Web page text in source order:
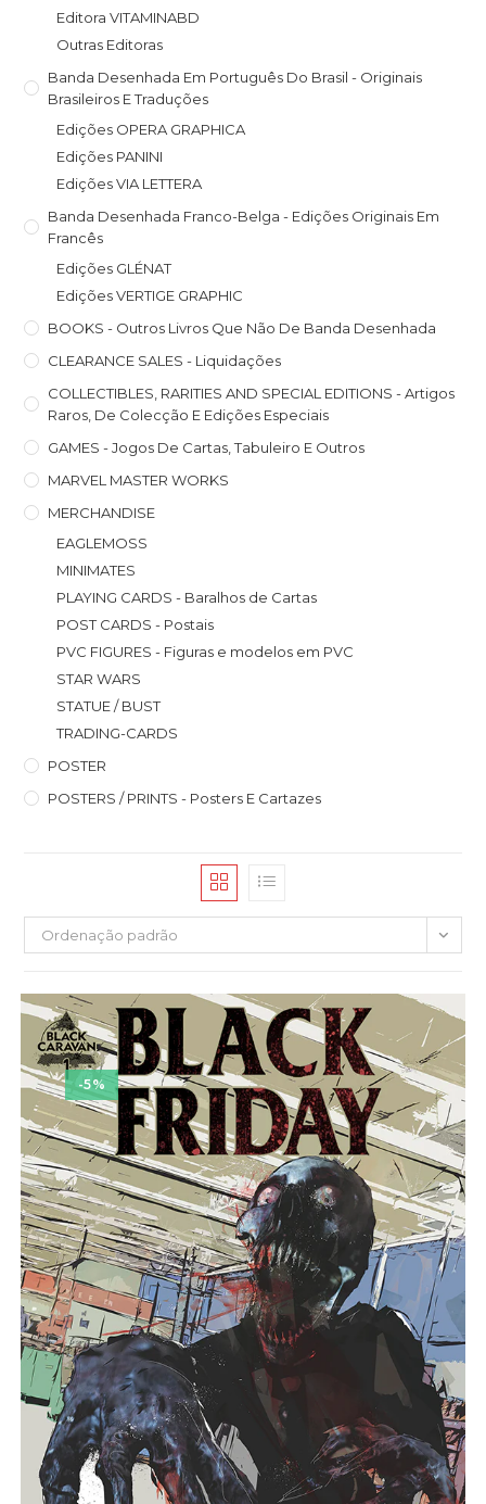
Editora VITAMINABD
Outras Editoras
Banda Desenhada Em Português Do Brasil - Originais
Brasileiros E Traduções
Edições OPERA GRAPHICA
Edições PANINI
Edições VIA LETTERA
Banda Desenhada Franco-Belga - Edições Originais Em
Francês
Edições GLÉNAT
Edições VERTIGE GRAPHIC
BOOKS - Outros Livros Que Não De Banda Desenhada
CLEARANCE SALES - Liquidações
COLLECTIBLES, RARITIES AND SPECIAL EDITIONS - Artigos
Raros, De Colecção E Edições Especiais
GAMES - Jogos De Cartas, Tabuleiro E Outros
MARVEL MASTER WORKS
MERCHANDISE
EAGLEMOSS
MINIMATES
PLAYING CARDS - Baralhos de Cartas
POST CARDS - Postais
PVC FIGURES - Figuras e modelos em PVC
STAR WARS
STATUE / BUST
TRADING-CARDS
POSTER
POSTERS / PRINTS - Posters E Cartazes
Ordenação padrão
-5%